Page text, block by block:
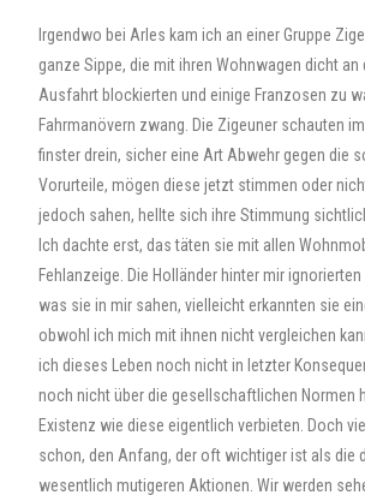
Irgendwo bei Arles kam ich an einer Gruppe
ganze Sippe, die mit ihren Wohnwagen dicht
Ausfahrt blockierten und einige Franzosen zu
Fahrmanövern zwang. Die Zigeuner schauten
finster drein, sicher eine Art Abwehr gegen die
Vorurteile, mögen diese jetzt stimmen oder
jedoch sahen, hellte sich ihre Stimmung
Ich dachte erst, das täten sie mit allen
Fehlanzeige. Die Holländer hinter mir
was sie in mir sahen, vielleicht erkannten sie
obwohl ich mich mit ihnen nicht vergleichen
ich dieses Leben noch nicht in letzter
noch nicht über die gesellschaftlichen Normen
Existenz wie diese eigentlich verbieten. Doch
schon, den Anfang, der oft wichtiger ist als die
wesentlich mutigeren Aktionen. Wir werden